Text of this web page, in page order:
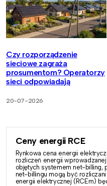
Czy rozporządzenie
sieciowe zagraża
prosumentom? Operatorzy
sieci odpowiadają
20-07-2026
Ceny energii RCE
Rynkowa cena energii
rozliczeń energii
objętych systemem net-billing,
net-billingu mogą być
energii elektrycznej (RCEm)